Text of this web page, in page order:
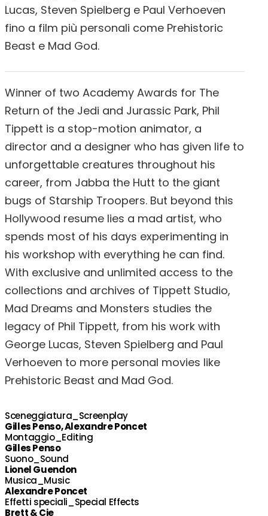
Lucas, Steven Spielberg e Paul Verhoeven
fino a film più personali come Prehistoric
Beast e Mad God.
Winner of two Academy Awards for The
Return of the Jedi and Jurassic Park, Phil
Tippett is a stop-motion animator, a
director and a designer who has given life to
unforgettable creatures throughout his
career, from Jabba the Hutt to the giant
bugs of Starship Troopers. But beyond this
Hollywood resume lies a mad artist, who
spends most of his days experimenting in
his workshop with everything he can find.
With exclusive and unlimited access to the
collections and archives of Tippett Studio,
Mad Dreams and Monsters studies the
legacy of Phil Tippett, from his work with
George Lucas, Steven Spielberg and Paul
Verhoeven to more personal movies like
Prehistoric Beast and Mad God.
Sceneggiatura_Screenplay
Gilles Penso, Alexandre Poncet
Montaggio_Editing
Gilles Penso
Suono_Sound
Lionel Guendon
Musica_Music
Alexandre Poncet
Effetti speciali_Special Effects
Brett & Cie